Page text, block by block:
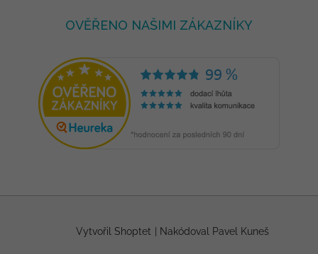
OVĚŘENO NAŠIMI ZÁKAZNÍKY
Vytvořil Shoptet Nakódoval Pavel Kuneš